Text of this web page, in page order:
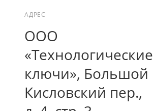
АДРЕС
ООО
«Технологические
ключи», Большой
Кисловский пер.,